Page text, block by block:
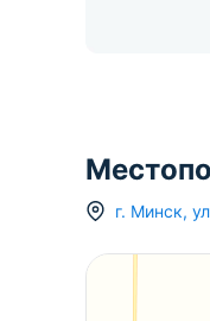
г. Минск,